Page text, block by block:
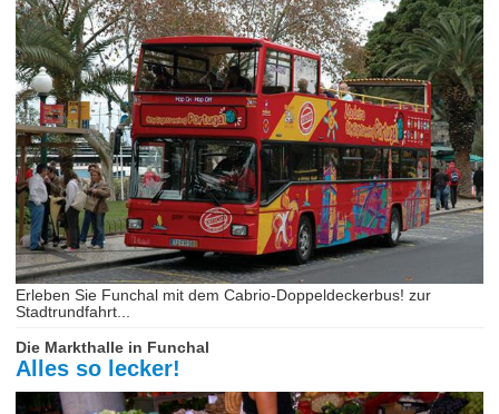
Erleben Sie Funchal mit dem Cabrio-Doppeldeckerbus! zur
Stadtrundfahrt...
Die Markthalle in Funchal
Alles so lecker!